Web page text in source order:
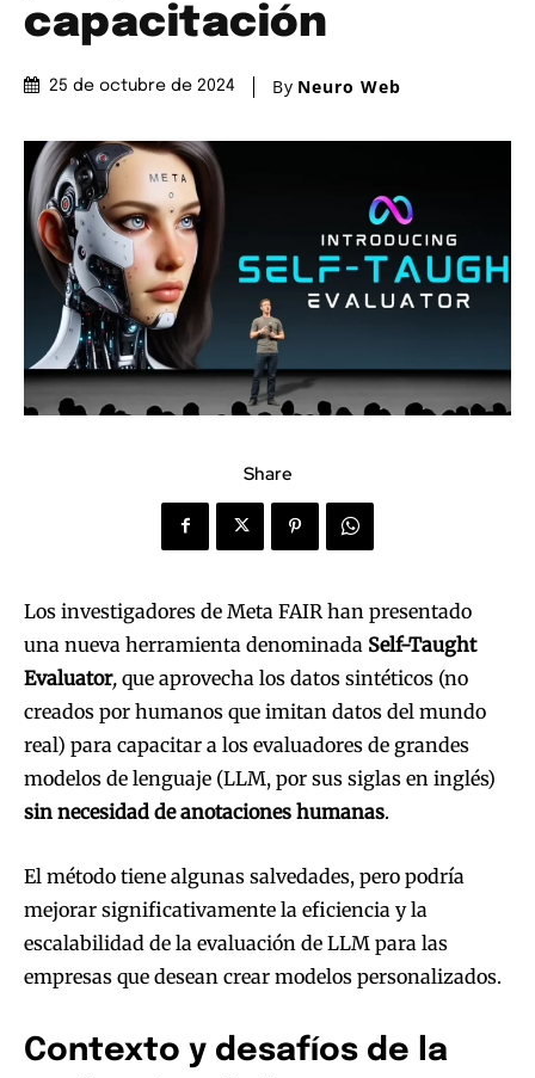
capacitación
25 de octubre de 2024 By Neuro Web
Share
Los investigadores de Meta FAIR han presentado
una nueva herramienta denominada Self-Taught
Evaluator, que aprovecha los datos sintéticos (no
creados por humanos que imitan datos del mundo
real) para capacitar a los evaluadores de grandes
modelos de lenguaje (LLM, por sus siglas en inglés)
sin necesidad de anotaciones humanas.
El método tiene algunas salvedades, pero podría
mejorar significativamente la eficiencia y la
escalabilidad de la evaluación de LLM para las
empresas que desean crear modelos personalizados.
Contexto y desafíos de la